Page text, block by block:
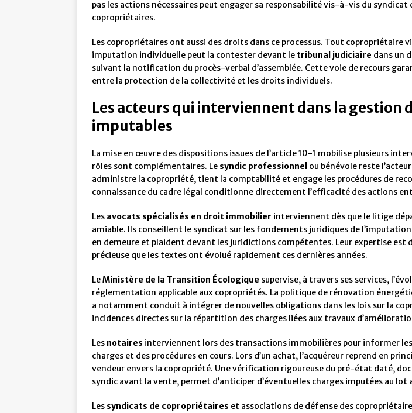
pas les actions nécessaires peut engager sa responsabilité vis-à-vis du syndicat
copropriétaires.
Les copropriétaires ont aussi des droits dans ce processus. Tout copropriétaire
imputation individuelle peut la contester devant le tribunal judiciaire dans un
suivant la notification du procès-verbal d’assemblée. Cette voie de recours
entre la protection de la collectivité et les droits individuels.
Les acteurs qui interviennent dans la gestion
imputables
La mise en œuvre des dispositions issues de l’article 10-1 mobilise plusieurs
rôles sont complémentaires. Le syndic professionnel ou bénévole reste
administre la copropriété, tient la comptabilité et engage les procédures de
connaissance du cadre légal conditionne directement l’efficacité des actions
Les avocats spécialisés en droit immobilier interviennent dès que le litige
amiable. Ils conseillent le syndicat sur les fondements juridiques de
en demeure et plaident devant les juridictions compétentes. Leur expertise est
précieuse que les textes ont évolué rapidement ces dernières années.
LeMinistère de la Transition Écologique supervise, à travers ses services,
réglementation applicable aux copropriétés. La politique de rénovation
a notamment conduit à intégrer de nouvelles obligations dans les lois sur la
incidences directes sur la répartition des charges liées aux travaux
Les notaires interviennent lors des transactions immobilières pour informer les
charges et des procédures en cours. Lors d’un achat, l’acquéreur reprend en
vendeur envers la copropriété. Une vérification rigoureuse du pré-état daté,
syndic avant la vente, permet d’anticiper d’éventuelles charges imputées au lot
Les syndicats de copropriétaires et associations de défense des